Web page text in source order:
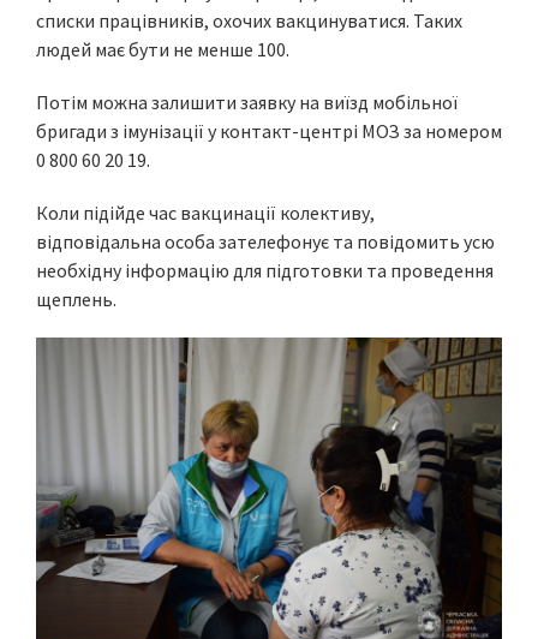
списки працівників, охочих вакцинуватися. Таких
людей має бути не менше 100.
Потім можна залишити заявку на виїзд мобільної
бригади з імунізації у контакт-центрі МОЗ за номером
0 800 60 20 19.
Коли підійде час вакцинації колективу,
відповідальна особа зателефонує та повідомить усю
необхідну інформацію для підготовки та проведення
щеплень.